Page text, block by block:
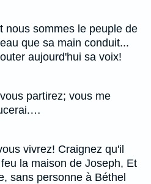
nous sommes le peuple de
que sa main conduit...
aujourd'hui sa voix!
partirez; vous me
vivrez! Craignez qu'il
la maison de Joseph, Et
sans personne à Béthel